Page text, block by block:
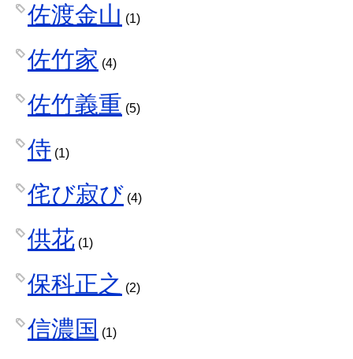
佐渡金山 (1)
佐竹家 (4)
佐竹義重 (5)
侍 (1)
侘び寂び (4)
供花 (1)
保科正之 (2)
信濃国 (1)